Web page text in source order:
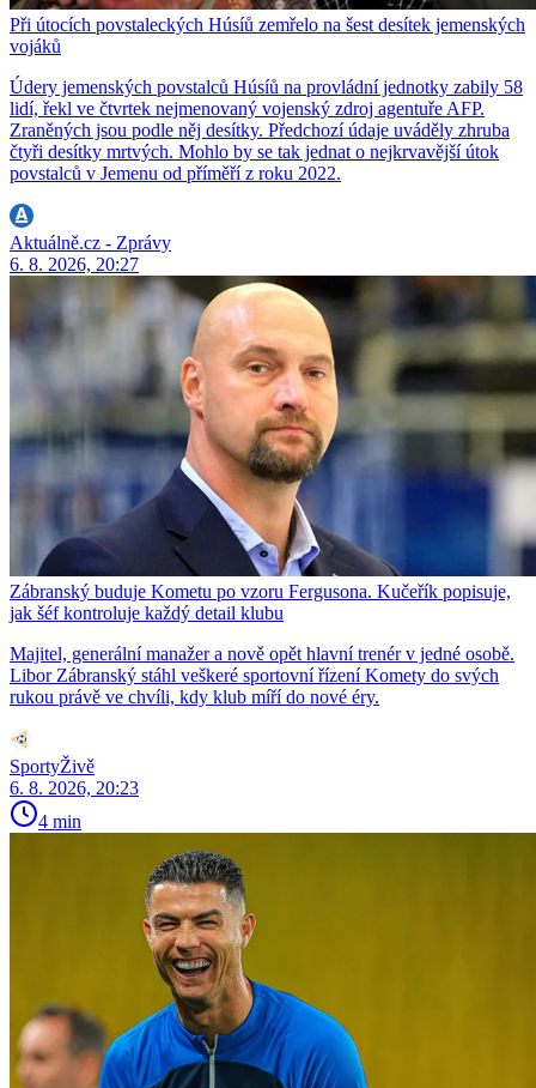
Při útocích povstaleckých Húsíů zemřelo na šest desítek jemenských
vojáků
Údery jemenských povstalců Húsíů na provládní jednotky zabily 58
lidí, řekl ve čtvrtek nejmenovaný vojenský zdroj agentuře AFP.
Zraněných jsou podle něj desítky. Předchozí údaje uváděly zhruba
čtyři desítky mrtvých. Mohlo by se tak jednat o nejkrvavější útok
povstalců v Jemenu od příměří z roku 2022.
Aktuálně.cz - Zprávy
6. 8. 2026, 20:27
Zábranský buduje Kometu po vzoru Fergusona. Kučeřík popisuje,
jak šéf kontroluje každý detail klubu
Majitel, generální manažer a nově opět hlavní trenér v jedné osobě.
Libor Zábranský stáhl veškeré sportovní řízení Komety do svých
rukou právě ve chvíli, kdy klub míří do nové éry.
SportyŽivě
6. 8. 2026, 20:23
4 min